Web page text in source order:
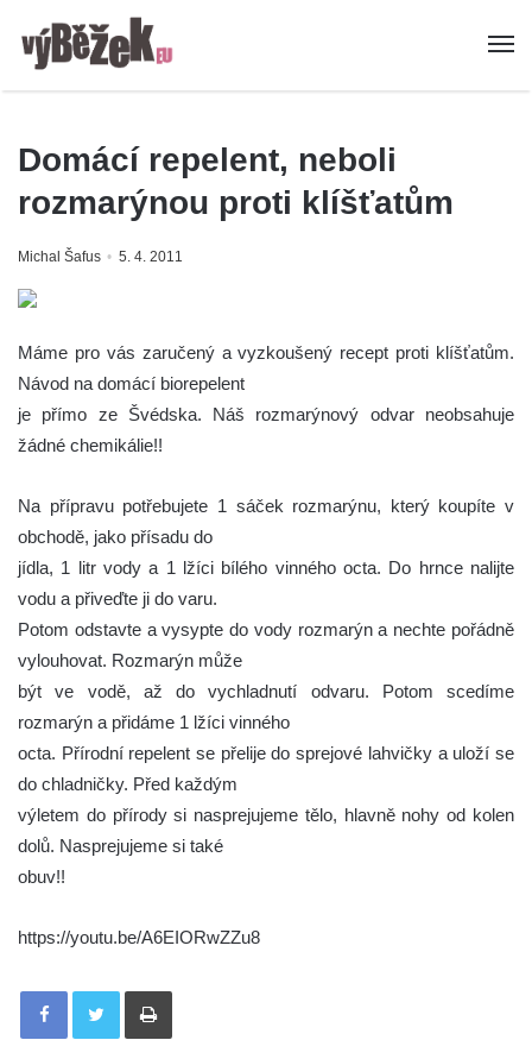
Domácí repelent, neboli
rozmarýnou proti klíšťatům
Michal Šafus 5. 4. 2011
Máme pro vás zaručený a vyzkoušený recept proti klíšťatům.
Návod na domácí biorepelent
je přímo ze Švédska. Náš rozmarýnový odvar neobsahuje
žádné chemikálie!!
Na přípravu potřebujete 1 sáček rozmarýnu, který koupíte v
obchodě, jako přísadu do
jídla, 1 litr vody a 1 lžíci bílého vinného octa. Do hrnce nalijte
vodu a přiveďte ji do varu.
Potom odstavte a vysypte do vody rozmarýn a nechte pořádně
vylouhovat. Rozmarýn může
být ve vodě, až do vychladnutí odvaru. Potom scedíme
rozmarýn a přidáme 1 lžíci vinného
octa. Přírodní repelent se přelije do sprejové lahvičky a uloží se
do chladničky. Před každým
výletem do přírody si nasprejujeme tělo, hlavně nohy od kolen
dolů. Nasprejujeme si také
obuv!!
https://youtu.be/A6EIORwZZu8
Tisknout